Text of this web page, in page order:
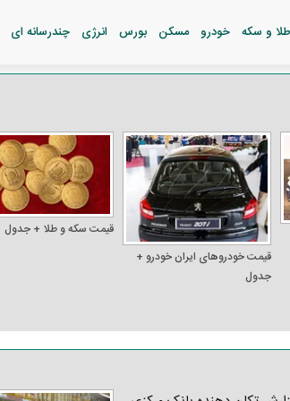
طلا و سکه خودرو مسکن بورس انرژی چندرسانه ای
قیمت خودرو‌های ایران خودرو +
جدول
قیمت سکه و طلا + جدول